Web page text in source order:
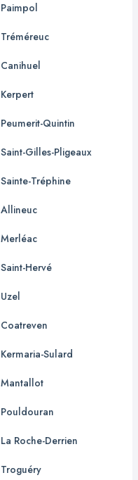
Paimpol
Tréméreuc
Canihuel
Kerpert
Peumerit-Quintin
Saint-Gilles-Pligeaux
Sainte-Tréphine
Allineuc
Merléac
Saint-Hervé
Uzel
Coatreven
Kermaria-Sulard
Mantallot
Pouldouran
La Roche-Derrien
Troguéry